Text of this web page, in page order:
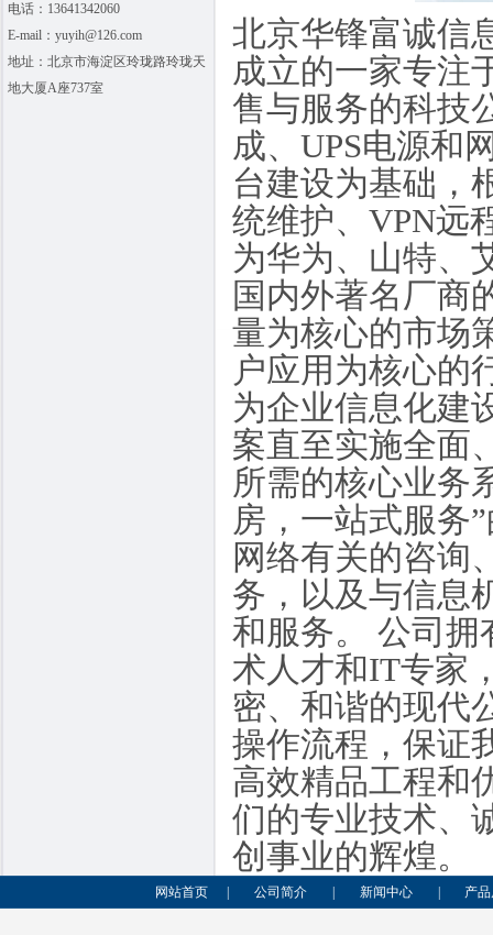
电话：13641342060
E-mail：yuyih@126.com
地址：北京市海淀区玲珑路玲珑天
地大厦A座737室
北京华锋富诚信
成立的一家专注
售与服务的科技
成、UPS电源和
台建设为基础，
统维护、VPN远
为华为、山特、
国内外著名厂商
量为核心的市场
户应用为核心的
为企业信息化建
案直至实施全面
所需的核心业务
房，一站式服务
网络有关的咨询
务，以及与信息
和服务。 公司
术人才和IT专家
密、和谐的现代
操作流程，保证
高效精品工程和
们的专业技术、
创事业的辉煌。
网站首页 公司简介 新闻中心 产